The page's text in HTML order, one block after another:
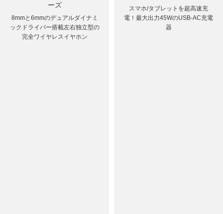
ーズ
8mmと6mmのデュアルダイナミ
ックドライバー搭載左右独立型の
完全ワイヤレスイヤホン
スマホ/タブレットを超高速充
電！最大出力45WのUSB-AC充電
器